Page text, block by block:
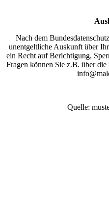
Nach dem
unentgeltliche Auskunft über
ein Recht auf Berichtigung,
Fragen können Sie z.B. über
Quelle: